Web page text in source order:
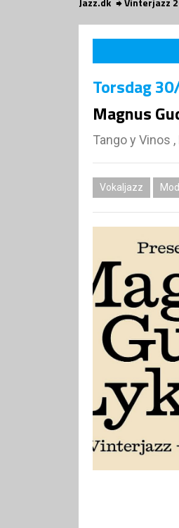
Torsdag
Magnus
Tango y Vinos
Vokaljazz